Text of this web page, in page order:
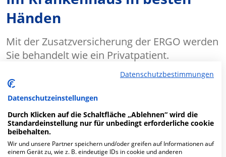
Händen
Mit der Zusatzversicherung der ERGO werden
Sie behandelt wie ein Privatpatient.
✔ Freie Arztwahl, auch Chefarzt
Ein- oder Zweibettzimmer
MEHR ERFAHREN
Datenschutzbestimmungen
Datenschutzeinstellungen
Durch Klicken auf die Schaltfläche „Ablehnen“ wird die
Standardeinstellung nur für unbedingt erforderliche cookie
beibehalten.
Wir und unsere Partner speichern und/oder greifen auf Informationen auf
einem Gerät zu, wie z. B. eindeutige IDs in cookie und anderen